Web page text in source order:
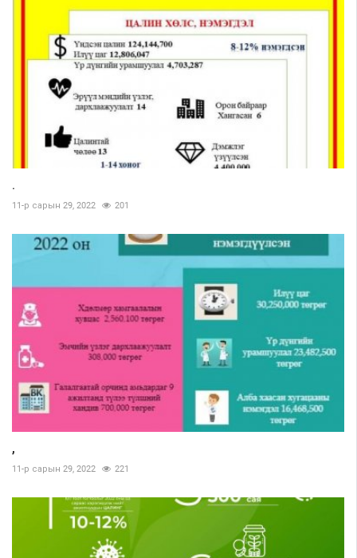
.
11-р сарын 29, 2022 201
,
11-р сарын 29, 2022 221